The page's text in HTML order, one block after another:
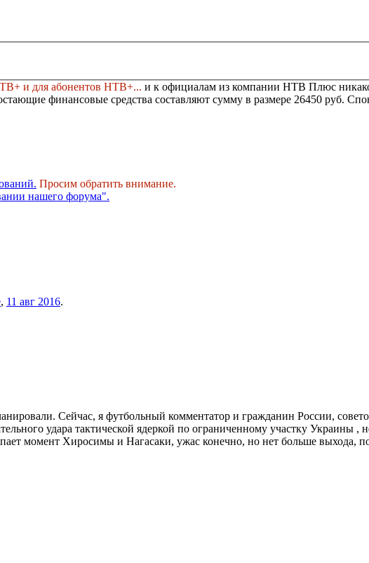
и для абонентов НТВ+... и к официалам из компании НТВ Плюс
финансовые средства составляют сумму в размере 26450 руб.
Просим обратить внимание.
нашего форума".
, 11 авг 2016.
Сейчас, я футбольный комментатор и гражданин России,
удара тактической ядеркой по ограниченному участку Украины ,
момент Хиросимы и Нагасаки, ужас конечно, но нет больше выхода,